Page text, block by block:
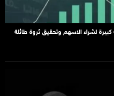
لشراء الاسهم وتحقيق ثروة طائلة